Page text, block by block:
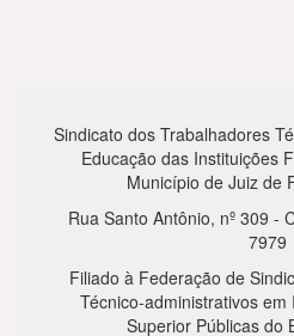
Sindicato dos Trabalhadores
Educação das Instituições
Município de Juiz de
Rua Santo Antônio, nº 309 -
7979
Filiado à Federação de
Técnico-administrativos em
Superior Públicas do